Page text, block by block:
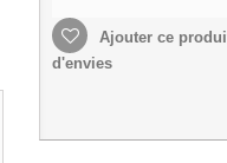
Ajouter ce
d'envies